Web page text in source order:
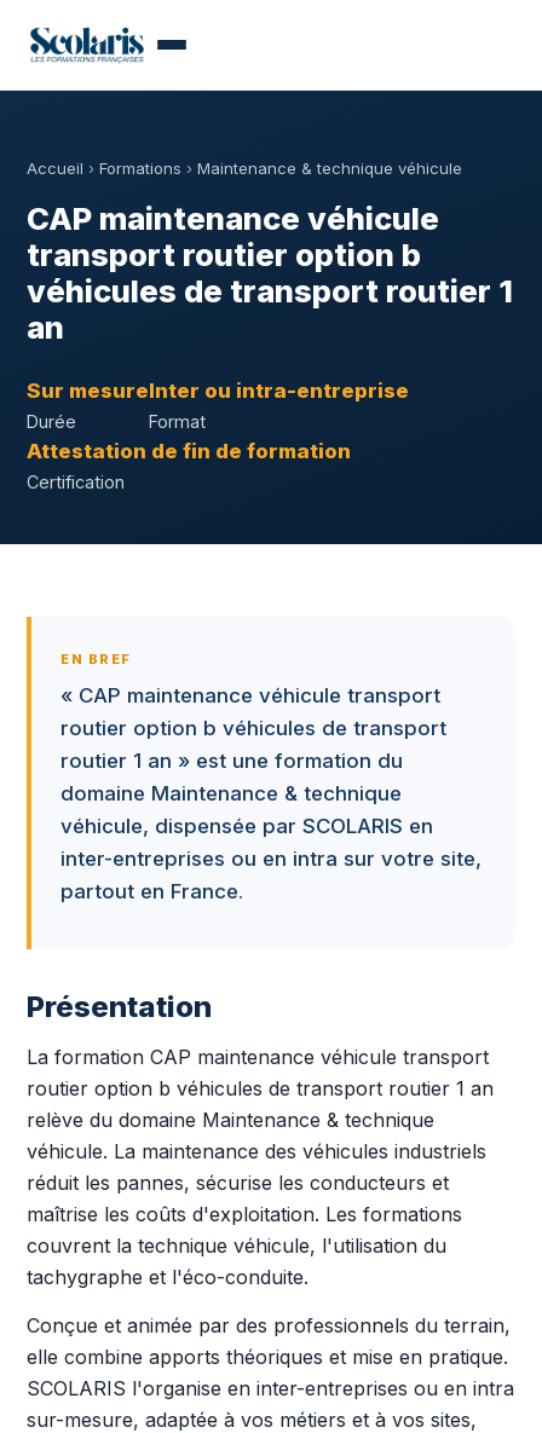
Accueil › Formations › Maintenance & technique véhicule
CAP maintenance véhicule
transport routier option b
véhicules de transport routier 1
an
Sur mesure
Durée
Inter ou intra-entreprise
Format
Attestation de fin de formation
Certification
EN BREF
« CAP maintenance véhicule transport
routier option b véhicules de transport
routier 1 an » est une formation du
domaine Maintenance & technique
véhicule, dispensée par SCOLARIS en
inter-entreprises ou en intra sur votre site,
partout en France.
Présentation
La formation CAP maintenance véhicule transport
routier option b véhicules de transport routier 1 an
relève du domaine Maintenance & technique
véhicule. La maintenance des véhicules industriels
réduit les pannes, sécurise les conducteurs et
maîtrise les coûts d'exploitation. Les formations
couvrent la technique véhicule, l'utilisation du
tachygraphe et l'éco-conduite.
Conçue et animée par des professionnels du terrain,
elle combine apports théoriques et mise en pratique.
SCOLARIS l'organise en inter-entreprises ou en intra
sur-mesure, adaptée à vos métiers et à vos sites,